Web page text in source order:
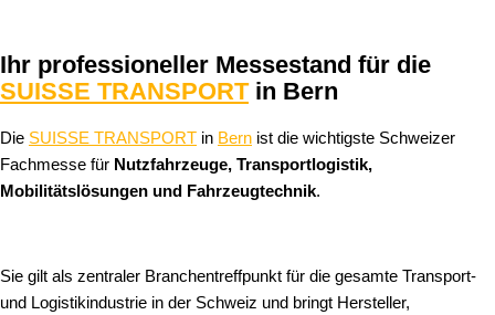
Ihr professioneller Messestand für die
SUISSE TRANSPORTin Bern
Die SUISSE TRANSPORT in Bern ist die wichtigste Schweizer
Fachmesse für Nutzfahrzeuge, Transportlogistik,
Mobilitätslösungen und Fahrzeugtechnik.
Sie gilt als zentraler Branchentreffpunkt für die gesamte Transport-
und Logistikindustrie in der Schweiz und bringt Hersteller,